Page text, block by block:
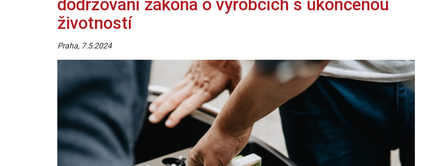
dodržování zákona o výrobcích s ukončenou
životností
Praha, 7.5.2024